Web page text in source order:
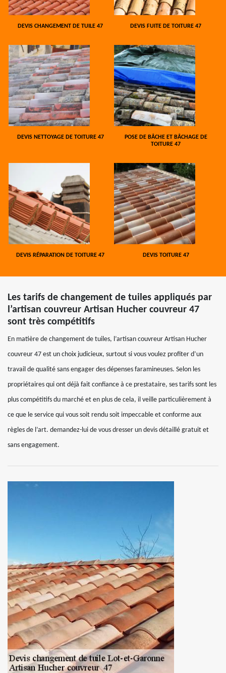
DEVIS CHANGEMENT DE TUILE 47 DEVIS FUITE DE TOITURE 47
DEVIS NETTOYAGE DE TOITURE 47
POSE DE BÂCHE ET BÂCHAGE DE
TOITURE 47
DEVIS RÉPARATION DE TOITURE 47 DEVIS TOITURE 47
Les tarifs de changement de tuiles appliqués par
l’artisan couvreur Artisan Hucher couvreur 47
sont très compétitifs
En matière de changement de tuiles, l’artisan couvreur Artisan Hucher
couvreur 47 est un choix judicieux, surtout si vous voulez profiter d’un
travail de qualité sans engager des dépenses faramineuses. Selon les
propriétaires qui ont déjà fait confiance à ce prestataire, ses tarifs sont les
plus compétitifs du marché et en plus de cela, il veille particulièrement à
ce que le service qui vous soit rendu soit impeccable et conforme aux
règles de l’art. demandez-lui de vous dresser un devis détaillé gratuit et
sans engagement.